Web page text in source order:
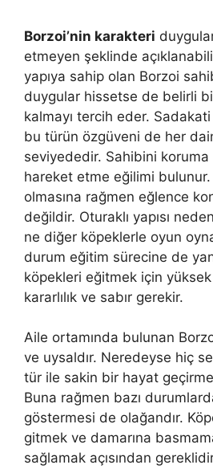
Borzoi’nin karakteri
etmeyen şeklinde
yapıya sahip olan Borzoi
duygular hissetse de belirli
kalmayı tercih eder.
bu türün özgüveni de her
seviyededir. Sahibini
hareket etme eğilimi
olmasına rağmen eğlence
değildir. Oturaklı yapısı
ne diğer köpeklerle oyun
durum eğitim sürecine de
köpekleri eğitmek için
kararlılık ve sabır gerekir.
Aile ortamında bulunan
ve uysaldır. Neredeyse hiç
tür ile sakin bir hayat
Buna rağmen bazı
göstermesi de olağandır.
gitmek ve damarına
sağlamak açısından